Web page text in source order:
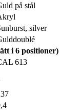
på stål
silver
i 6 positioner)
613